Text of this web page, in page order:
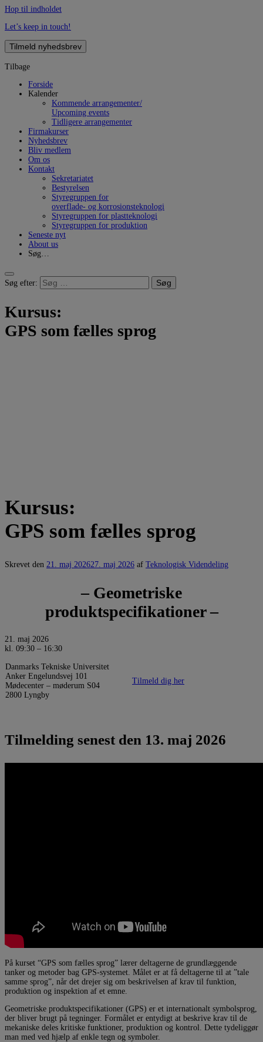
Hop til indholdet
Let’s keep in touch!
Tilmeld nyhedsbrev
Tilbage
Forside
Kalender
Kommende arrangementer/
Upcoming events
Tidligere arrangementer
Firmakurser
Nyhedsbrev
Bliv medlem
Om os
Kontakt
Sekretariatet
Bestyrelsen
Styregruppen for
overflade- og korrosionsteknologi
Styregruppen for plastteknologi
Styregruppen for produktion
Seneste nyt
About us
Søg…
Søg efter:
Kursus:
GPS som fælles sprog
Kursus:
GPS som fælles sprog
Skrevet den 21. maj 202627. maj 2026 af Teknologisk Videndeling
– Geometriske
produktspecifikationer –
21. maj 2026
kl. 09:30 – 16:30
Danmarks Tekniske Universitet
Anker Engelundsvej 101
Mødecenter – møderum S04
2800 Lyngby
Tilmeld dig her
Tilmelding senest den 13. maj 2026
På kurset “GPS som fælles sprog” lærer deltagerne de grundlæggende
tanker og metoder bag GPS-systemet. Målet er at få deltagerne til at ”tale
samme sprog”, når det drejer sig om beskrivelsen af krav til funktion,
produktion og inspektion af et emne.
Geometriske produktspecifikationer (GPS) er et internationalt symbolsprog,
der bliver brugt på tegninger. Formålet er entydigt at beskrive krav til de
mekaniske deles kritiske funktioner, produktion og kontrol. Dette tydeliggør
man med ved hjælp af enkle tegn og symboler.